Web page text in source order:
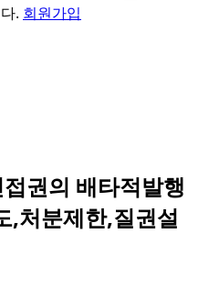
. 회원가입
권의 배타적발행
,처분제한,질권설